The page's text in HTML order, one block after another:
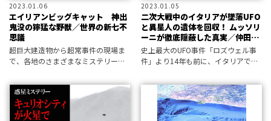
2023.01.06
エイリアンビッグキャット 神出
鬼没の獰猛な野獣／世界の新七不
思議
超巨大建造物から超常事件の現場ま
で、各地のさまざまなミステリー
伸一郎がセレクトした〝世界の新七
不思議〟をご案内！ 今回は〝ＵＭ
Ａの七不思議〟に選定したなかか
ら、神出鬼没
2023.01.05
二次大戦中のイタリアが墜落UFO
と異星人の遺体を回収！ ムッソリ
ーニが徹底隠蔽した真実／仲田し
んじ
史上最大のUFO事件「ロズウェル事
件」より14年も前に、イタリアで
されていたという驚きの報告が届け
られている。機体の残骸とエイリア
ンの遺体は、今どこにあるのか――。